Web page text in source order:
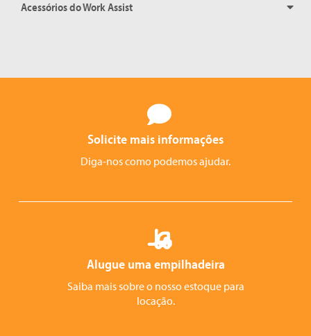
Acessórios do Work Assist
Solicite mais informações
Diga-nos como podemos ajudar.
Alugue uma empilhadeira
Saiba mais sobre o nosso estoque para
locação.